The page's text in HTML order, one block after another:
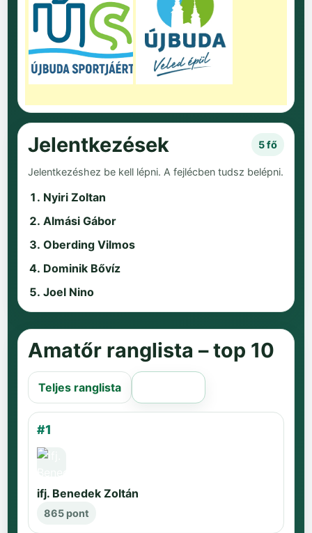
Jelentkezések 5 fő
Jelentkezéshez be kell lépni. A fejlécben tudsz belépni.
Nyiri Zoltan
Almási Gábor
Oberding Vilmos
Dominik Bővíz
Joel Nino
Amatőr ranglista – top 10
Teljes ranglista
#1
ifj. Benedek Zoltán
865 pont